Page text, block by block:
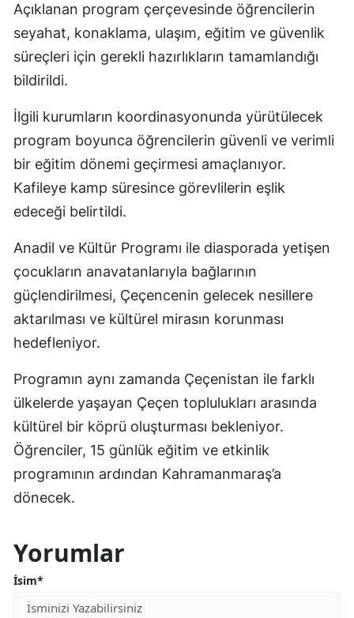
Açıklanan program çerçevesinde öğrencilerin
seyahat, konaklama, ulaşım, eğitim ve güvenlik
süreçleri için gerekli hazırlıkların tamamlandığı
bildirildi.
İlgili kurumların koordinasyonunda yürütülecek
program boyunca öğrencilerin güvenli ve verimli
bir eğitim dönemi geçirmesi amaçlanıyor.
Kafileye kamp süresince görevlilerin eşlik
edeceği belirtildi.
Anadil ve Kültür Programı ile diasporada yetişen
çocukların anavatanlarıyla bağlarının
güçlendirilmesi, Çeçencenin gelecek nesillere
aktarılması ve kültürel mirasın korunması
hedefleniyor.
Programın aynı zamanda Çeçenistan ile farklı
ülkelerde yaşayan Çeçen toplulukları arasında
kültürel bir köprü oluşturması bekleniyor.
Öğrenciler, 15 günlük eğitim ve etkinlik
programının ardından Kahramanmaraş’a
dönecek.
Yorumlar
İsim*